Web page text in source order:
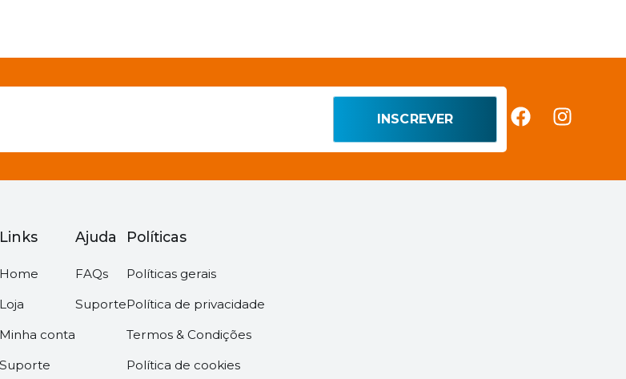
INSCREVER
Links
Home
Loja
Minha conta
Suporte
Ajuda
FAQs
Suporte
Políticas
Políticas gerais
Política de privacidade
Termos & Condições
Política de cookies